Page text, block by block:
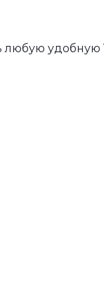
любую удобную